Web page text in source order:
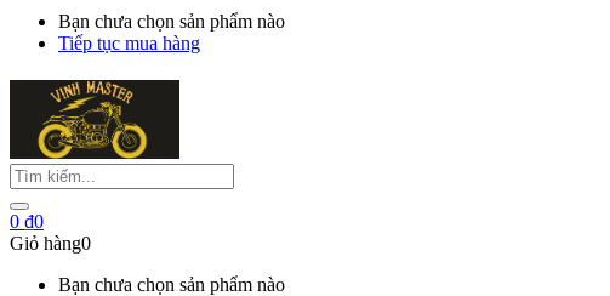
Bạn chưa chọn sản phẩm nào
Tiếp tục mua hàng
0 ₫0
Giỏ hàng0
Bạn chưa chọn sản phẩm nào